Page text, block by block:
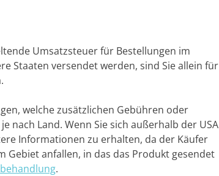
Umsatzsteuer für Bestellungen im
Staaten versendet werden, sind Sie allein für
welche zusätzlichen Gebühren oder
nach Land. Wenn Sie sich außerhalb der USA
Informationen zu erhalten, da der Käufer
anfallen, in das das Produkt gesendet
.